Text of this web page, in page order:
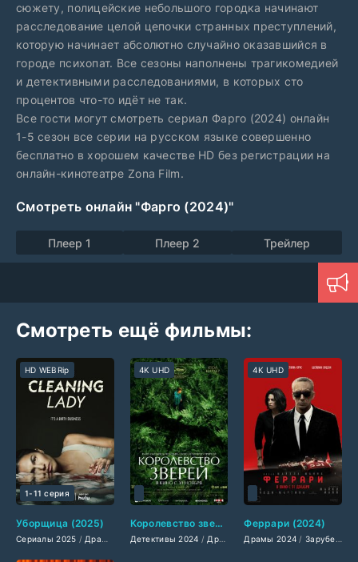
сюжету, полицейские небольшого городка начинают
расследование целой цепочки странных преступлений,
которую начинает абсолютно случайно оказавшийся в
городе психопат. Все сезоны наполнены трагикомедией
и детективными расследованиями, в которых сто
процентов что-то идёт не так.
Все гости могут смотреть сериал Фарго (2024) онлайн
1-5 сезон все серии на русском языке совершенно
бесплатно в хорошем качестве HD без регистрации на
онлайн-кинотеатре Zona Film.
Смотреть онлайн "Фарго (2024)"
Плеер 1 Плеер 2 Трейлер
Смотреть ещё фильмы:
Уборщица (2025)
Сериалы 2025 / Драмы 2025 /Фильмы-криминал 2025/Фильмы 2025/
HD WEBRip
1-11 серия
Королевство зверей (2024)
Детективы 2024 / Драмы 2024 /Фильмы-
4K UHD
Феррари (2024)
Драмы 2024 / Зарубежные фильмы 2024
4K UHD